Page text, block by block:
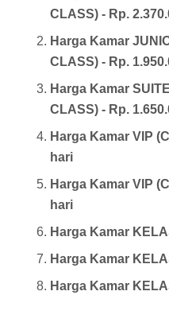
CLASS) - Rp.
Harga Kamar
CLASS) - Rp.
Harga Kamar
CLASS) - Rp.
Harga Kamar VIP
hari
Harga Kamar VIP
hari
Harga Kamar
Harga Kamar
Harga Kamar